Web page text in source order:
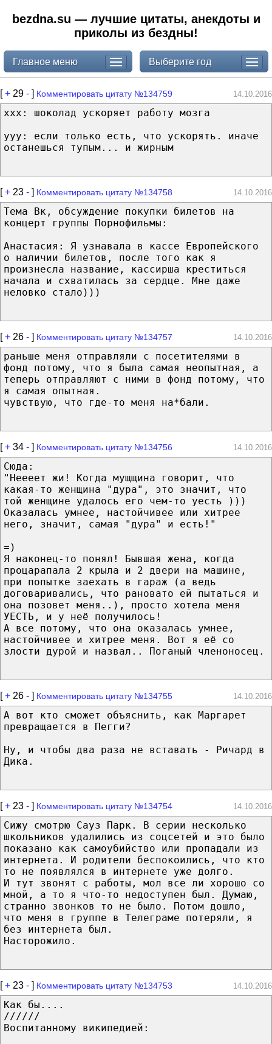
bezdna.su — лучшие цитаты, анекдоты и
приколы из бездны!
Главное меню Выберите год
[+ 29 - ] Комментировать цитату №134759 14.10.2016
xxx: шоколад ускоряет работу мозга
yyy: если только есть, что ускорять. иначе
останешься тупым... и жирным
[+ 23 - ] Комментировать цитату №134758 14.10.2016
Тема Вк, обсуждение покупки билетов на
концерт группы Порнофильмы:
Анастасия: Я узнавала в кассе Европейского
о наличии билетов, после того как я
произнесла название, кассирша креститься
начала и схватилась за сердце. Мне даже
неловко стало)))
[+ 26 - ] Комментировать цитату №134757 14.10.2016
раньше меня отправляли с посетителями в
фонд потому, что я была самая неопытная, а
теперь отправляют с ними в фонд потому, что
я самая опытная.
чувствую, что где-то меня на*бали.
[+ 34 - ] Комментировать цитату №134756 14.10.2016
Сюда:
"Неееет жи! Когда мущщина говорит, что
какая-то женщина "дура", это значит, что
той женщине удалось его чем-то уесть )))
Оказалась умнее, настойчивее или хитрее
него, значит, самая "дура" и есть!"
=)
Я наконец-то понял! Бывшая жена, когда
процарапала 2 крыла и 2 двери на машине,
при попытке заехать в гараж (а ведь
договаривались, что рановато ей пытаться и
она позовет меня..), просто хотела меня
УЕСТЬ, и у неё получилось!
А все потому, что она оказалась умнее,
настойчивее и хитрее меня. Вот я её со
злости дурой и назвал.. Поганый членоносец.
[+ 26 - ] Комментировать цитату №134755 14.10.2016
А вот кто сможет объяснить, как Маргарет
превращается в Пегги?
Ну, и чтобы два раза не вставать - Ричард в
Дика.
[+ 23 - ] Комментировать цитату №134754 14.10.2016
Сижу смотрю Сауз Парк. В серии несколько
школьников удалились из соцсетей и это было
показано как самоубийство или пропадали из
интернета. И родители беспокоились, что кто
то не появлялся в интернете уже долго.
И тут звонят с работы, мол все ли хорошо со
мной, а то я что-то недоступен был. Думаю,
странно звонков то не было. Потом дошло,
что меня в группе в Телеграме потеряли, я
без интернета был.
Насторожило.
[+ 23 - ] Комментировать цитату №134753 14.10.2016
Как бы....
//////
Воспитанному википедией: